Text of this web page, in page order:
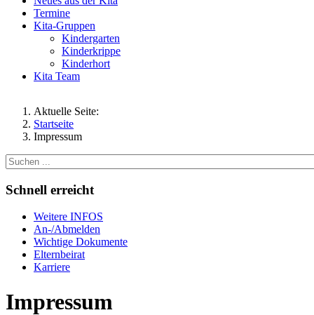
Termine
Kita-Gruppen
Kindergarten
Kinderkrippe
Kinderhort
Kita Team
Aktuelle Seite:
Startseite
Impressum
Schnell erreicht
Weitere INFOS
An-/Abmelden
Wichtige Dokumente
Elternbeirat
Karriere
Impressum